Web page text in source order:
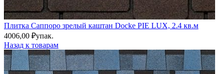
Плитка Саппоро зрелый каштан Docke PIE LUX, 2.4 кв.м
4006,00 ₽упак.
Назад к товарам